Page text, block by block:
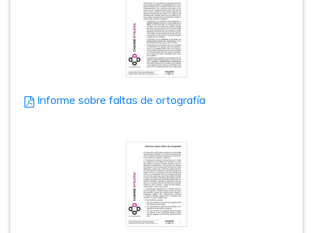
Informe sobre faltas de ortografía